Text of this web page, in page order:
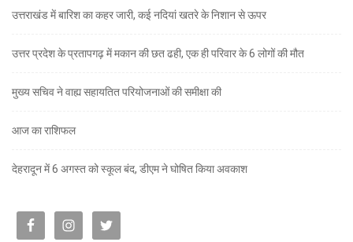
उत्तराखंड में बारिश का कहर जारी, कई नदियां खतरे के निशान से ऊपर
उत्तर प्रदेश के प्रतापगढ़ में मकान की छत ढही, एक ही परिवार के 6 लोगों की मौत
मुख्य सचिव ने वाह्य सहायतित परियोजनाओं की समीक्षा की
आज का राशिफल
देहरादून में 6 अगस्त को स्कूल बंद, डीएम ने घोषित किया अवकाश